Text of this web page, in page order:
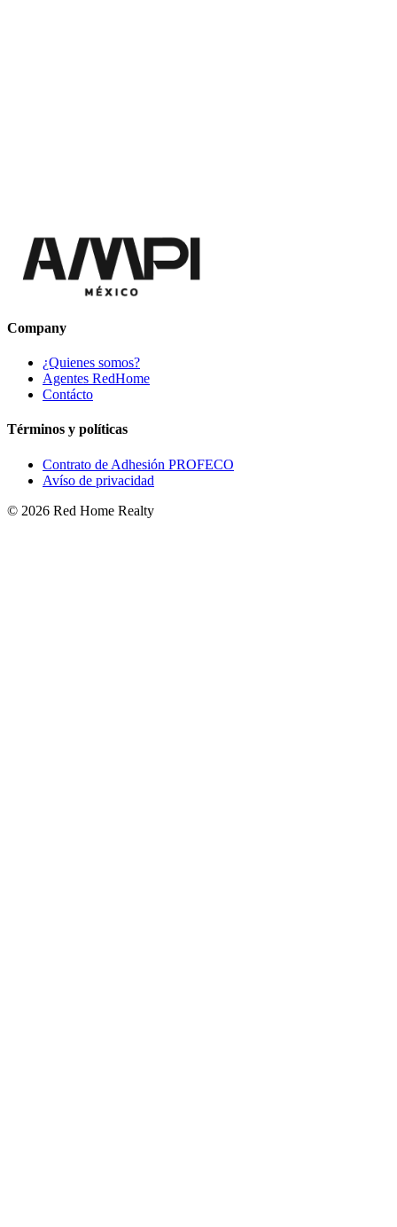
Company
¿Quienes somos?
Agentes RedHome
Contácto
Términos y políticas
Contrato de Adhesión PROFECO
Avíso de privacidad
© 2026 Red Home Realty